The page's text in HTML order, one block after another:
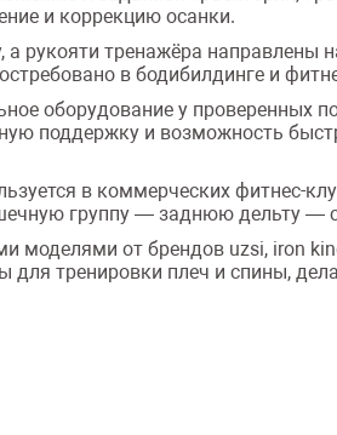
и коррекцию осанки.
рукояти тренажёра
в бодибилдинге и
оборудование у проверенных
поддержку и возможность
в коммерческих фитнес-
группу — заднюю дельту —
моделями от брендов uzsi, iron
для тренировки плеч и спины,